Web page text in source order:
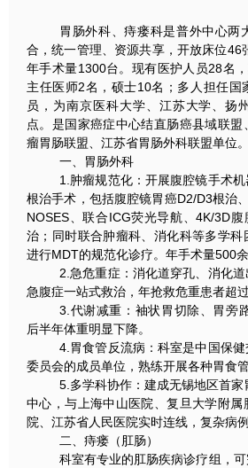
胃肠外科、痔瘘科是普外中心两
合，统一管理、资源共享，开放床位46
年手术量1300台。现有医护人员28名
主任医师2名，硕士10名；多人担任国
员，为南京医科大学、江苏大学、扬
点。是国家癌症中心结直肠癌县域联
瘤胃肠联盟、江苏省胃肠外科联盟单位。
一、胃肠外科
1.肿瘤规范化：开展腹腔镜手术
根治手术，包括腹腔镜胃癌D2/D3根治
NOSES、联合ICG荧光导航、4K/3D腹
治；同时联合肿瘤科、消化科等多学科
进行MDT的规范化诊疗。年手术量500余
2.急危重症：消化道穿孔、消化
急腹症一站式救治，年抢救危重患者超过
3.代谢减重：袖状胃切除、胃旁
后半年体重明显下降。
4.胃食管反流病：科室是中国保
委员会的成员单位，熟练开展各种胃食
5.多学科协作：建成无锡地区首
中心，与上海中山医院、复旦大学附
院、江苏省人民医院实时连线，复杂病
二、痔瘘（肛肠）
科室有专业的肛肠疾病诊疗组，可